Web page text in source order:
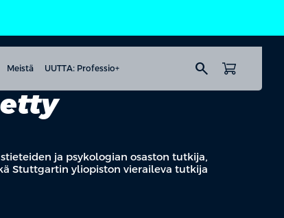
Meistä UUTTA: Professio+ search
ja psykologian osaston tutkija,
Stuttgartin yliopiston vieraileva tutkija